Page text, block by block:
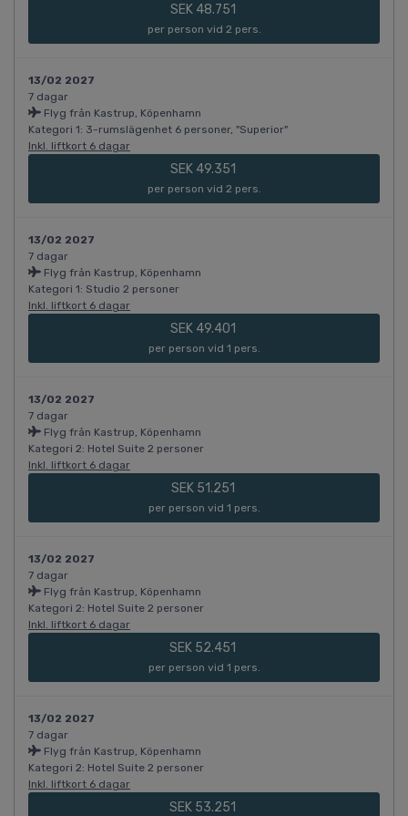
SEK 48.751
per person vid 2 pers.
13/02 2027
7 dagar
Flyg från Kastrup, Köpenhamn
Kategori 1: 3-rumslägenhet 6 personer, "Superior"
Inkl. liftkort 6 dagar
SEK 49.351
per person vid 2 pers.
13/02 2027
7 dagar
Flyg från Kastrup, Köpenhamn
Kategori 1: Studio 2 personer
Inkl. liftkort 6 dagar
SEK 49.401
per person vid 1 pers.
13/02 2027
7 dagar
Flyg från Kastrup, Köpenhamn
Kategori 2: Hotel Suite 2 personer
Inkl. liftkort 6 dagar
SEK 51.251
per person vid 1 pers.
13/02 2027
7 dagar
Flyg från Kastrup, Köpenhamn
Kategori 2: Hotel Suite 2 personer
Inkl. liftkort 6 dagar
SEK 52.451
per person vid 1 pers.
13/02 2027
7 dagar
Flyg från Kastrup, Köpenhamn
Kategori 2: Hotel Suite 2 personer
Inkl. liftkort 6 dagar
SEK 53.251